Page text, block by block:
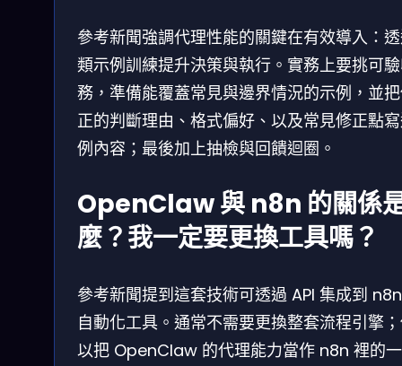
參考新聞強調代理性能的關鍵在有效導入：
類示例訓練提升決策與執行。實務上要挑可
務，準備能覆蓋常見與邊界情況的示例，並
正的判斷理由、格式偏好、以及常見修正點
例內容；最後加上抽檢與回饋迴圈。
OpenClaw 與 n8n 的關係
麼？我一定要更換工具嗎？
參考新聞提到這套技術可透過 API 集成到
自動化工具。通常不需要更換整套流程引擎
以把 OpenClaw 的代理能力當作 n8n 裡的